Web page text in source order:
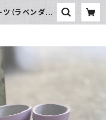
（ラベンダー)